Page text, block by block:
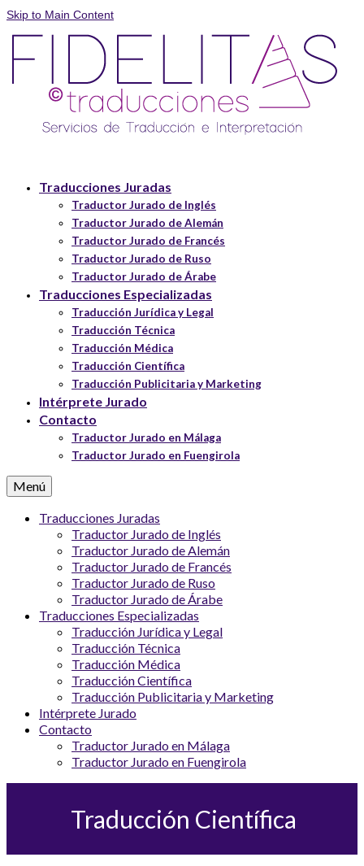
Skip to Main Content
Traducciones Juradas
Traductor Jurado de Inglés
Traductor Jurado de Alemán
Traductor Jurado de Francés
Traductor Jurado de Ruso
Traductor Jurado de Árabe
Traducciones Especializadas
Traducción Jurídica y Legal
Traducción Técnica
Traducción Médica
Traducción Científica
Traducción Publicitaria y Marketing
Intérprete Jurado
Contacto
Traductor Jurado en Málaga
Traductor Jurado en Fuengirola
Menú
Traducciones Juradas
Traductor Jurado de Inglés
Traductor Jurado de Alemán
Traductor Jurado de Francés
Traductor Jurado de Ruso
Traductor Jurado de Árabe
Traducciones Especializadas
Traducción Jurídica y Legal
Traducción Técnica
Traducción Médica
Traducción Científica
Traducción Publicitaria y Marketing
Intérprete Jurado
Contacto
Traductor Jurado en Málaga
Traductor Jurado en Fuengirola
Traducción Científica